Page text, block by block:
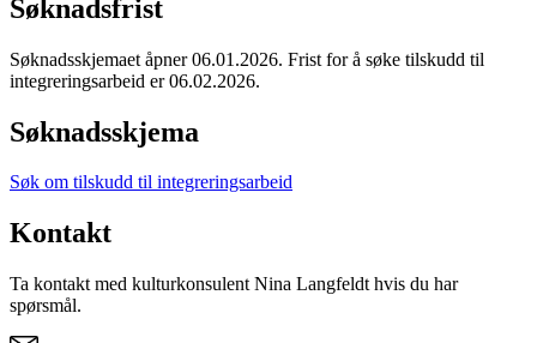
Søknadsfrist
Søknadsskjemaet åpner 06.01.2026. Frist for å søke tilskudd til
integreringsarbeid er 06.02.2026.
Søknadsskjema
Søk om tilskudd til integreringsarbeid
Kontakt
Ta kontakt med kulturkonsulent Nina Langfeldt hvis du har
spørsmål.